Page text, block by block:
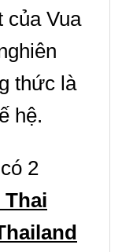
của Vua
thức là
hệ.
2
Thai